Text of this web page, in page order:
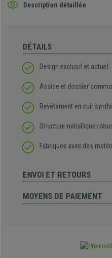
Description détaillée
DÉTAILS
Design exclusif et actuel
Assise et dossier
Revêtement en cuir
Structure métallique
Fabriquée avec des
ENVOI ET RETOURS
MOYENS DE PAIEMENT